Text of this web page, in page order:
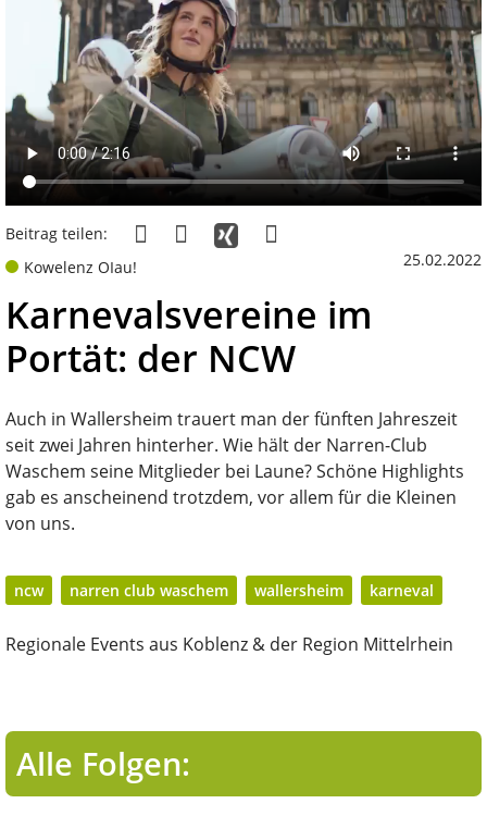
Beitrag teilen:
Kowelenz OIau!
25.02.2022
Karnevalsvereine im
Portät: der NCW
Auch in Wallersheim trauert man der fünften Jahreszeit
seit zwei Jahren hinterher. Wie hält der Narren-Club
Waschem seine Mitglieder bei Laune? Schöne Highlights
gab es anscheinend trotzdem, vor allem für die Kleinen
von uns.
ncw narren club waschem wallersheim karneval
Regionale Events aus Koblenz & der Region Mittelrhein
Alle Folgen: